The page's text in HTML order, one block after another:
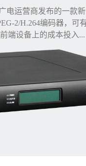
电运营商发布的一款
2/H.264编码器，可
端设备上的成本投入...